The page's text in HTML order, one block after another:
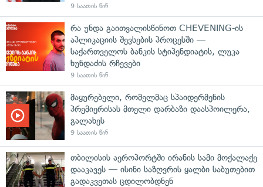
9 საათის წინ
რა უნდა გაითვალისწინოთ CHEVENING-ის
აპლიკაციის შევსების პროცესში —
საქართველოს ბანკის სტიპენდიატის, ლუკა
ხუნდაძის რჩევები
9 საათის წინ
მაყურებელი, რომელმაც სპაიდერმენის
პრემიერისას მთელი დარბაზი დაასპოილერა,
გალახეს
9 საათის წინ
თბილისის აეროპორტში ირანის სამი მოქალაქე
დააკავეს — ისინი საზღვრის ყალბი საბუთებით
გადაკვეთას ცდილობდნენ